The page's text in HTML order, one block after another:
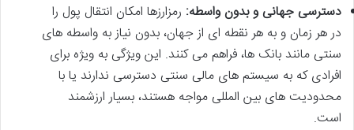
دسترسی جهانی و بدون واسطه: رمزارزها امکان انتقال پول را
در هر زمان و به هر نقطه ای از جهان، بدون نیاز به واسطه های
سنتی مانند بانک ها، فراهم می کنند. این ویژگی به ویژه برای
افرادی که به سیستم های مالی سنتی دسترسی ندارند یا با
محدودیت های بین المللی مواجه هستند، بسیار ارزشمند
است.